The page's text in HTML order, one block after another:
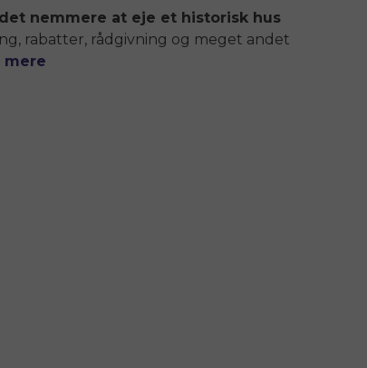
nemmere at eje et historisk hus
rabatter, rådgivning og meget andet
mere